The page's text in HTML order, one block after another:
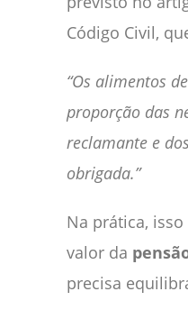
Código Civil,
“Os alimentos
proporção das
reclamante e
obrigada.”
Na prática,
valor da
precisa